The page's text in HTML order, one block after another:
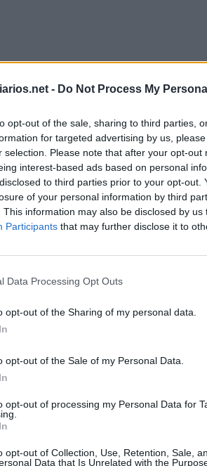
- Do Not Process My
opt-out of the sale, sharing to third parties,
for targeted advertising by us,
selection. Please note that after your opt-out
interest-based ads based on personal
to third parties prior to your opt-out.
of your personal information by third
This information may also be disclosed by
Participants that may further disclose it to
Data Processing Opt Outs
opt-out of the Sharing of my personal data.
opt-out of the Sale of my Personal Data.
opt-out of processing my Personal Data for
opt-out of Collection, Use, Retention, Sale,
Data that Is Unrelated with the
Faz um nó
cabeça:
de Drummond
e celular
de __ pela manhã"
__ Braga